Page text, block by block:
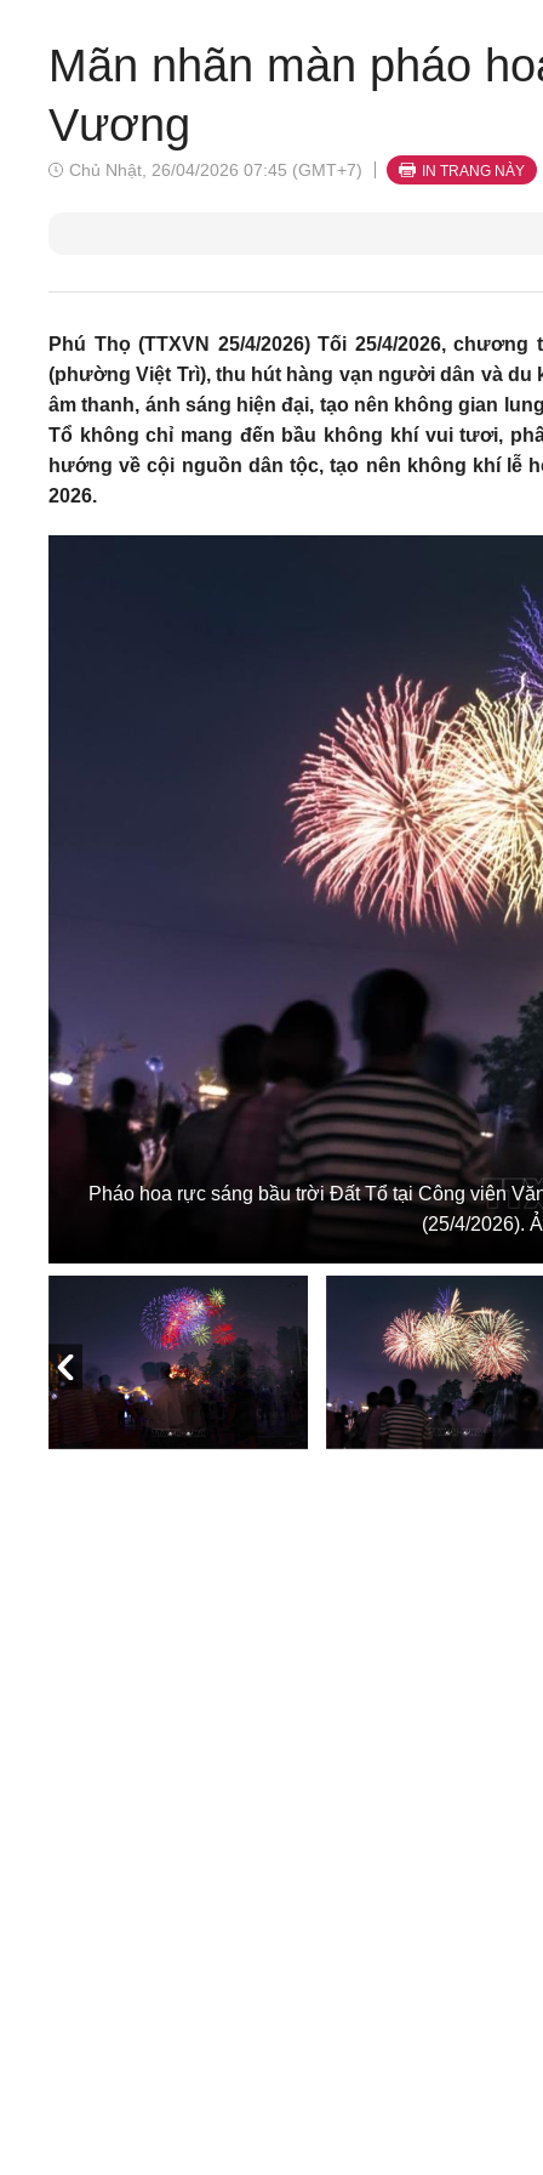
Mãn nhãn màn pháo
Vương
Chủ Nhật, 26/04/2026 07:45 (GMT+7) IN TRANG NÀY
Phú Thọ (TTXVN 25/4/2026) Tối 25/4/2026,
(phường Việt Trì), thu hút hàng vạn người dân và
âm thanh, ánh sáng hiện đại, tạo nên không gian
Tổ không chỉ mang đến bầu không khí vui tươi,
hướng về cội nguồn dân tộc, tạo nên không khí lễ
2026.
Pháo hoa rực sáng bầu trời Đất Tổ tại Công viên
(25/4/2026).